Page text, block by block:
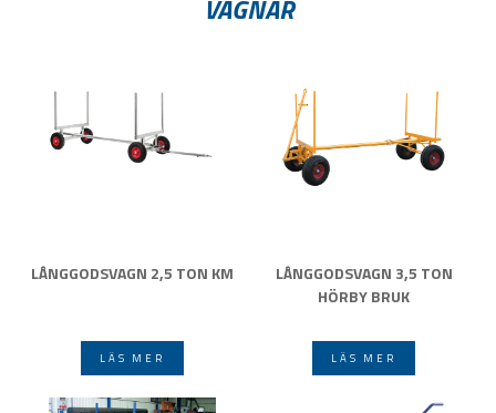
VAGNAR
LÅNGGODSVAGN 2,5 TON KM
LÄS MER
LÅNGGODSVAGN 3,5 TON
HÖRBY BRUK
LÄS MER